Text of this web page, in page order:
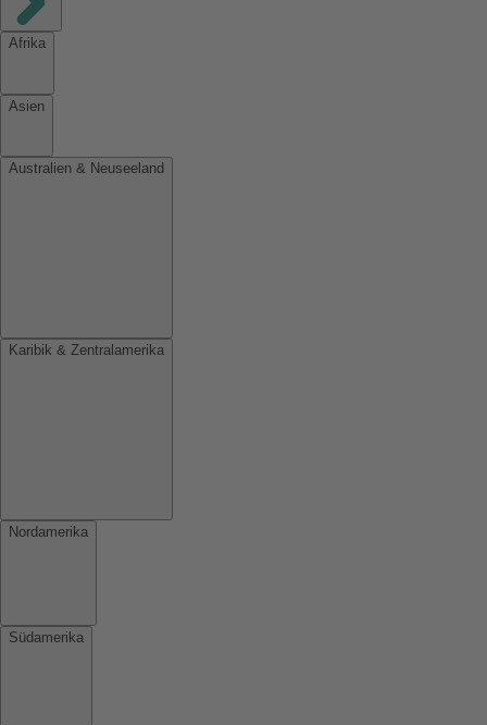
Afrika
Asien
Australien & Neuseeland
Karibik & Zentralamerika
Nordamerika
Südamerika